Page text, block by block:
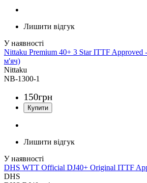
Лишити відгук
Nittaku Premium 40+ 3 Star ITTF Approved
м'яч)
Nittaku
NB-1300-1
150грн
Лишити відгук
DHS WTT Official DJ40+ Original ITTF
DHS